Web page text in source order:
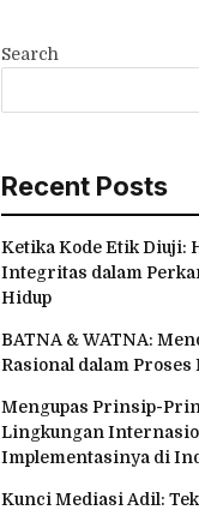
Search
Recent Posts
Ketika Kode Etik Diuji:
Integritas dalam
Hidup
BATNA & WATNA:
Rasional dalam Proses
Mengupas Prinsip-
Lingkungan
Implementasinya di
Kunci Mediasi Adil: